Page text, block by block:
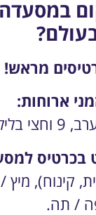
מראש!
בכרטיס
קינוח),
/ תה.